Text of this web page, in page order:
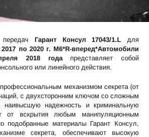
передач Гарант Консул 17043/1.L для
по 2020 г. М6*R-вперед*Автомобили
2018 годапредставляет собой
или линейного действия.
механизмом секрета (от
с двухсторонним ключом со сложным
надежность и криминальную
от вскрытия любым манипуляционным
подобранные материалы Гарант Консул,
секрета, обеспечивают высокую